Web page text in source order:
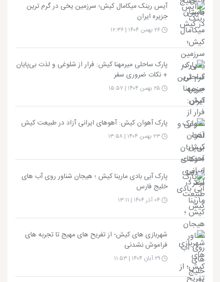
آیس رینک میکامال کیش؛ سرزمین یخی در گرم ترین
جزیره ایران
پارک ساحلی میرمهنا کیش: فرار از شلوغی و لذت بی‌پایان
+ نکات ضروری سفر
پارک آهوان کیش: آهوهای ایرانی آزاد در طبیعت کیش
پارک آبی بادی مارینا کیش ؛ هیجان شناور روی آب های
خلیج فارس
شهربازی های کیش؛ از تفریح های مهیج تا تجربه های
فراموش نشدنی